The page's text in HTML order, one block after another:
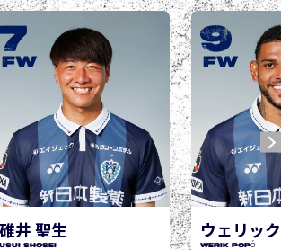
ウェリック ポポ
WERIK POPÓ
9
FW
城後 寿
JOGO Hisashi
10
FW